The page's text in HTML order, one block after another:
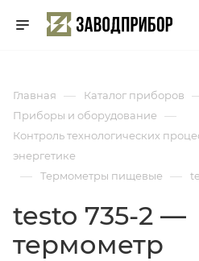
Главная — Каталог приборов
Приборы и оборудование —
Контроль технологических
энергетике
— Термометры пищевые —
testo 735-2 —
термометр